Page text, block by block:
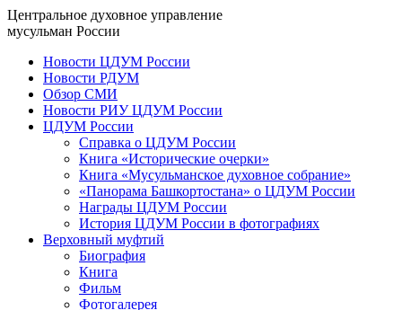
Центральное духовное управление
мусульман России
Новости ЦДУМ России
Новости РДУМ
Обзор СМИ
Новости РИУ ЦДУМ России
ЦДУМ России
Справка о ЦДУМ России
Книга «Исторические очерки»
Книга «Мусульманское духовное собрание»
«Панорама Башкортостана» о ЦДУМ России
Награды ЦДУМ России
История ЦДУМ России в фотографиях
Верховный муфтий
Биография
Книга
Фильм
Фотогалерея